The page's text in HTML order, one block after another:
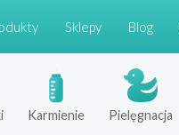
Sklepy Blog
Karmienie Pielęgnacja